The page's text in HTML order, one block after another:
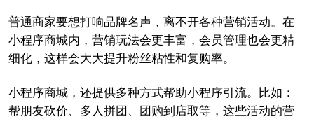
普通商家要想打响品牌名声，离不开各种营销活动。在
小程序商城内，营销玩法会更丰富， 会员管理也会更精
细化， 这样会大大提升粉丝粘性和复购率。
小程序商城， 还提供多种方式帮助小程序引流。
比如：
帮朋友砍价、多人拼团 、团购到店取等，这些活动的营